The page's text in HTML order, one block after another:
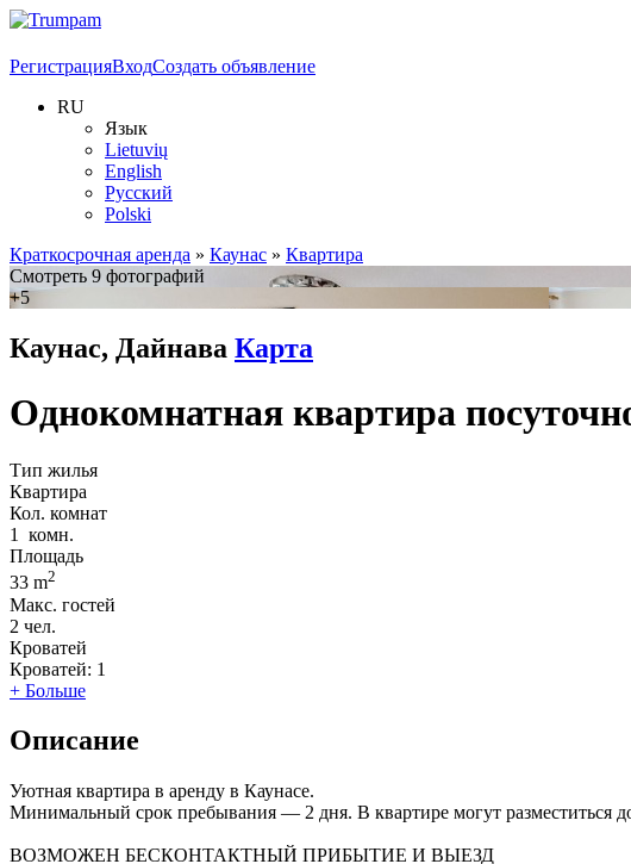
РегистрацияВходСоздать объявление
RU
Язык
Lietuvių
English
Русский
Polski
Краткосрочная аренда » Каунас » Квартира
Смотреть 9 фотографий
+5
Каунас, Дайнава Карта
Однокомнатная квартира
Тип жилья
Квартира
Кол. комнат
1
комн.
Площадь
33 m2
Макс. гостей
2 чел.
Кроватей
Кроватей: 1
+ Больше
Описание
Уютная квартира в аренду в Каунасе.
Минимальный срок пребывания — 2 дня. В квартире могут разместиться
ВОЗМОЖЕН БЕСКОНТАКТНЫЙ ПРИБЫТИЕ И ВЫЕЗД